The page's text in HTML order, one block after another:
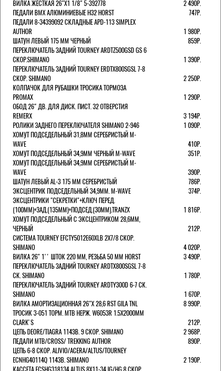
ВИЛКА ЖЕСТКАЯ 26"Х1 1/8" 5-392778
2 490Р.
ПЕДАЛИ BMX АЛЮМИНИЕВЫЕ H32 HORST
747Р.
ПЕДАЛИ 8-34399092 СКЛАДНЫЕ APD-113 SIMPLEX
AUTHOR
1 980Р.
ШАТУН ЛЕВЫЙ 175 ММ ЧЕРНЫЙ
859Р.
ПЕРЕКЛЮЧАТЕЛЬ ЗАДНИЙ TOURNEY ARDTZ500GSD GS 6
СКОР.SHIMANO
1 390Р.
ПЕРЕКЛЮЧАТЕЛЬ ЗАДНИЙ TOURNEY ERDTX800SGSL 7-8
СКОР. SHIMANO
2 250Р.
КОЛПАЧОК ДЛЯ РУБАШКИ ТРОСИКА ТОРМОЗА
PROMAX
1 290Р.
ОБОД 26" ДВ. ДЛЯ ДИСК. ПИСТ. 32 ОТВЕРСТИЯ
REMERX
3 194Р.
РОЛИКИ ЗАДНЕГО ПЕРЕКЛЮЧАТЕЛЯ SHIMANO 2-946
1 090Р.
ХОМУТ ПОДСЕДЕЛЬНЫЙ 31,8ММ СЕРЕБРИСТЫЙ M-
WAVE
410Р.
ХОМУТ ПОДСЕДЕЛЬНЫЙ 34,9ММ ЧЕРНЫЙ M-WAVE
351Р.
ХОМУТ ПОДСЕДЕЛЬНЫЙ 34,9ММ СЕРЕБРИСТЫЙ M-
WAVE
390Р.
ШАТУН ЛЕВЫЙ AL-3 175 ММ СЕРЕБРИСТЫЙ
786Р.
ЭКСЦЕНТРИК ПОДСЕДЕЛЬНЫЙ 34,9ММ. M-WAVE
374Р.
ЭКСЦЕНТРИКИ "СЕКРЕТКИ"+КЛЮЧ ПЕРЕД.
(100ММ)+ЗАД.(135ММ)+ПОДСЕД.(30ММ).TRANZX
1 816Р.
ХОМУТ ПОДСЕДЕЛЬНЫЙ С ЭКСЦЕНТРИКОМ 28,6ММ,
ЧЕРНЫЙ
212Р.
СИСТЕМА TOURNEY EFCTY5012E60XLB 2X7/8 СКОР.
SHIMANO
4 020Р.
ВИЛКА 26" 1'' ШТОК 220 ММ, РЕЗЬБА 50 ММ HORST
3 490Р.
ПЕРЕКЛЮЧАТЕЛЬ ЗАДНИЙ TOURNEY ARDTX800SGSL 7-8
СК. SHIMANO
1 780Р.
ПЕРЕКЛЮЧАТЕЛЬ ЗАДНИЙ TOURNEY ARDTY300D 6-7 СК.
SHIMANO
1 670Р.
ВИЛКА АМОРТИЗАЦИОННАЯ 26"Х 28,6 RST GILA TNL
8 990Р.
ТРОСИК 3-051 ТОРМ. MTB НЕРЖ. W6053R 1.5Х2000ММ
СLARK'S
212Р.
ЦЕПЬ DEORE/TIAGRA 114ЗВ. 9 СКОР. SHIMANO
2 968Р.
ПЕДАЛИ MTB/CROSS/ TREKKING AUTHOR
890Р.
ЦЕПЬ 6-8 СКОР. ALIVIO/ACERA/ALTUS/TOURNEY
ECNHG40114Q 114ЗВ. SHIMANO
2 190Р.
КАССЕТА ECSHG318134 ALTUS 8Х11-34 IG/HG 8 СКОР.